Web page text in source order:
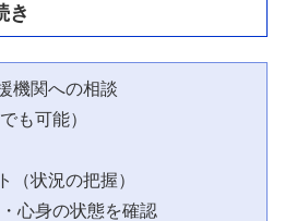
き
機関への相談
も可能）
状況の把握）
心身の状態を確認